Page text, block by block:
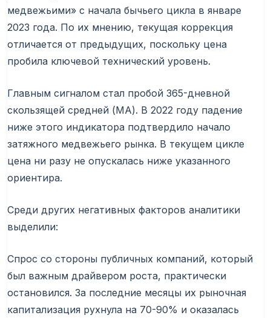
медвежьими» с начала бычьего цикла в январе
2023 года. По их мнению, текущая коррекция
отличается от предыдущих, поскольку цена
пробила ключевой технический уровень.
Главным сигналом стал пробой 365-дневной
скользящей средней (MA). В 2022 году падение
ниже этого индикатора подтвердило начало
затяжного медвежьего рынка. В текущем цикле
цена ни разу не опускалась ниже указанного
ориентира.
Среди других негативных факторов аналитики
выделили:
Спрос со стороны публичных компаний, который
был важным драйвером роста, практически
остановился. За последние месяцы их рыночная
капитализация рухнула на 70-90% и оказалась